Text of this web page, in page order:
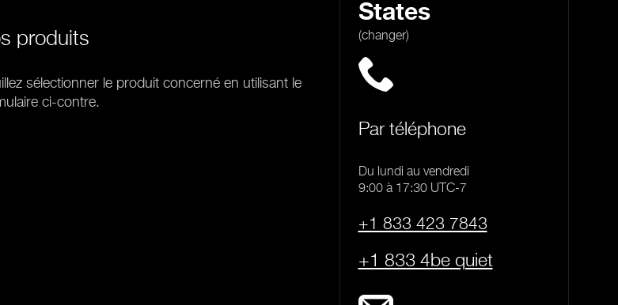
produits
sélectionner le produit concerné en utilisant le
ci-contre.
States
(changer)
Par téléphone
Du lundi au vendredi
9:00 à 17:30 UTC-7
+1 833 423 7843
+1 833 4be quiet